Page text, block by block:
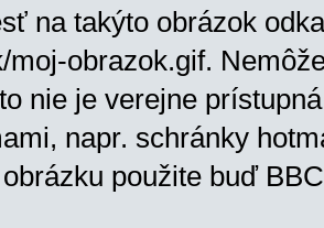
na takýto obrázok
moj-obrazok.gif.
nie je verejne
napr. schránky
použite buď